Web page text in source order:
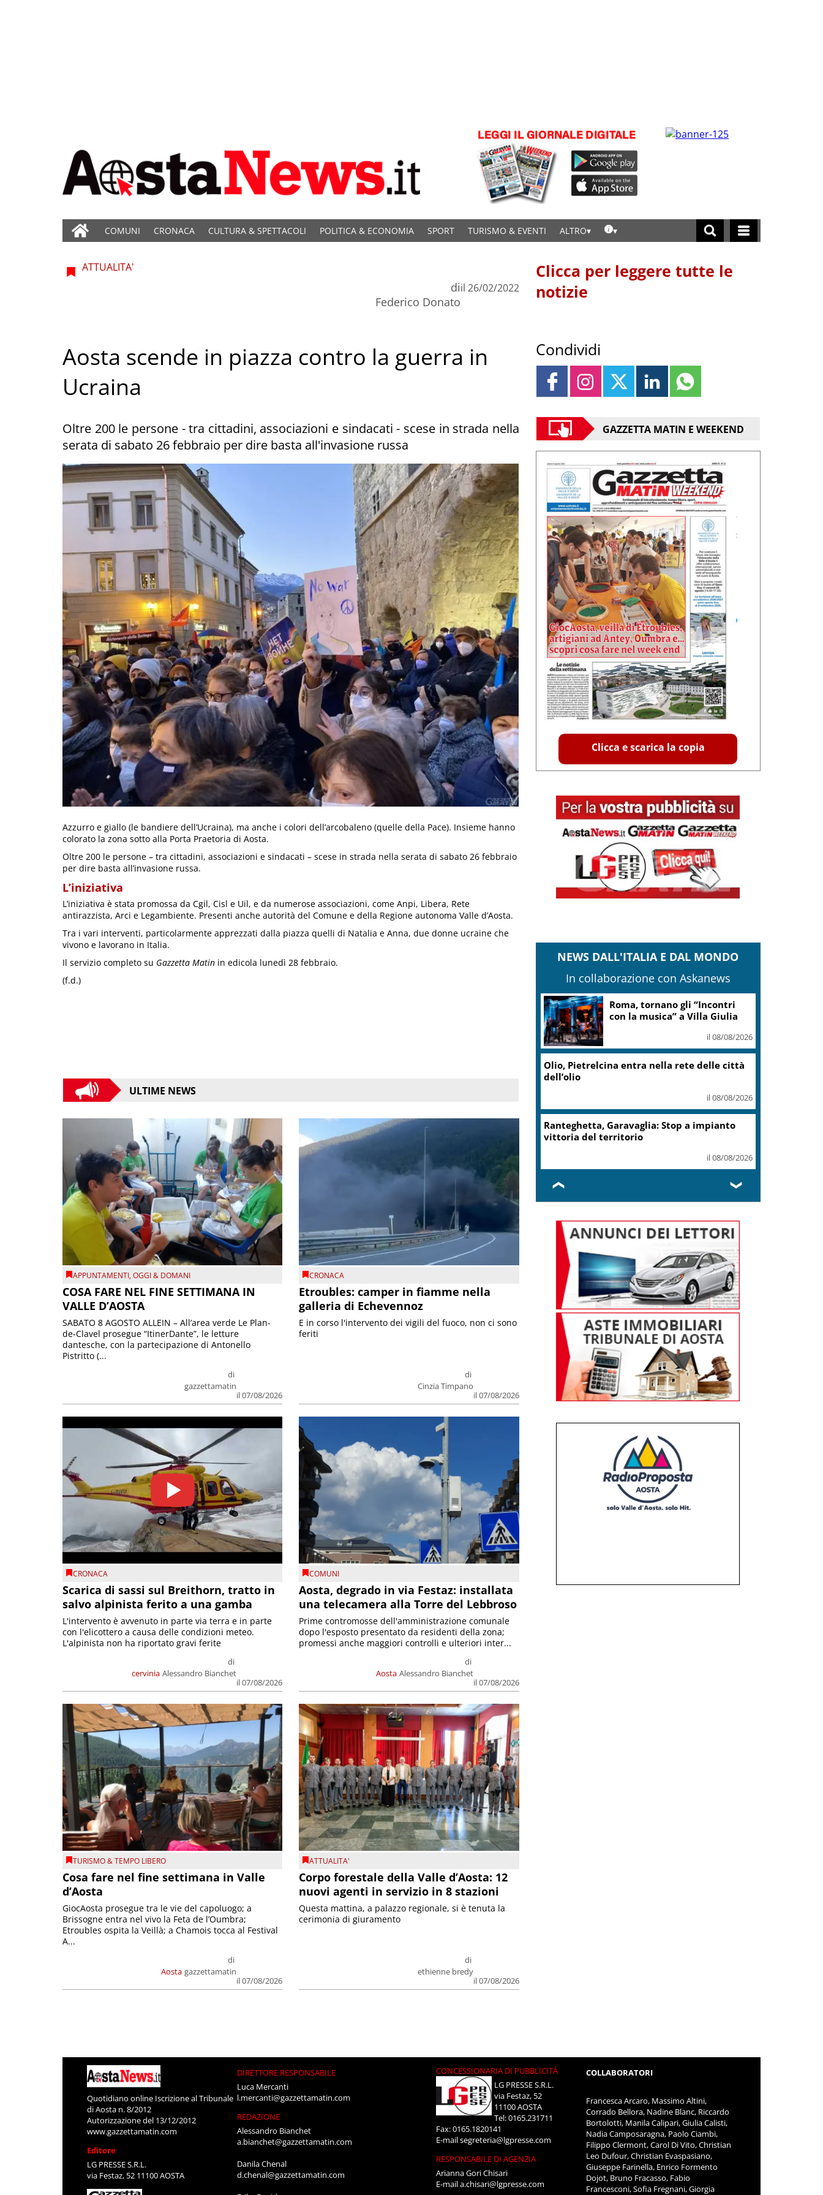
COMUNI CRONACA CULTURA & SPETTACOLI POLITICA & ECONOMIA SPORT TURISMO & EVENTI ALTRO
ATTUALITA'
di
Federico Donato
il 26/02/2022
Aosta scende in piazza contro la guerra in
Ucraina
Oltre 200 le persone - tra cittadini, associazioni e sindacati - scese in strada nella
serata di sabato 26 febbraio per dire basta all'invasione russa
Azzurro e giallo (le bandiere dell’Ucraina), ma anche i colori dell’arcobaleno (quelle della Pace). Insieme hanno
colorato la zona sotto alla Porta Praetoria di Aosta.
Oltre 200 le persone – tra cittadini, associazioni e sindacati – scese in strada nella serata di sabato 26 febbraio
per dire basta all’invasione russa.
L’iniziativa
L’iniziativa è stata promossa da Cgil, Cisl e Uil, e da numerose associazioni, come Anpi, Libera, Rete
antirazzista, Arci e Legambiente. Presenti anche autorità del Comune e della Regione autonoma Valle d’Aosta.
Tra i vari interventi, particolarmente apprezzati dalla piazza quelli di Natalia e Anna, due donne ucraine che
vivono e lavorano in Italia.
Il servizio completo su Gazzetta Matin in edicola lunedì 28 febbraio.
(f.d.)
ULTIME NEWS
APPUNTAMENTI,OGGI & DOMANI
COSA FARE NEL FINE SETTIMANA IN
VALLE D’AOSTA
di
gazzettamatin
il 07/08/2026
SABATO 8 AGOSTO ALLEIN – All’area verde Le Plan-
de-Clavel prosegue “ItinerDante”, le letture
dantesche, con la partecipazione di Antonello
Pistritto (...
CRONACA
Etroubles: camper in fiamme nella
galleria di Echevennoz
di
Cinzia Timpano
il 07/08/2026
E in corso l'intervento dei vigili del fuoco, non ci sono
feriti
CRONACA
Scarica di sassi sul Breithorn, tratto in
salvo alpinista ferito a una gamba
cervinia
di
Alessandro Bianchet
il 07/08/2026
L'intervento è avvenuto in parte via terra e in parte
con l'elicottero a causa delle condizioni meteo.
L'alpinista non ha riportato gravi ferite
COMUNI
Aosta, degrado in via Festaz: installata
una telecamera alla Torre del Lebbroso
Aosta
di
Alessandro Bianchet
il 07/08/2026
Prime contromosse dell'amministrazione comunale
dopo l'esposto presentato da residenti della zona;
promessi anche maggiori controlli e ulteriori inter...
TURISMO & TEMPO LIBERO
Cosa fare nel fine settimana in Valle
d’Aosta
Aosta
di
gazzettamatin
il 07/08/2026
GiocAosta prosegue tra le vie del capoluogo; a
Brissogne entra nel vivo la Feta de l’Oumbra;
Etroubles ospita la Veillà; a Chamois tocca al Festival
A...
ATTUALITA'
Corpo forestale della Valle d’Aosta: 12
nuovi agenti in servizio in 8 stazioni
di
ethienne bredy
il 07/08/2026
Questa mattina, a palazzo regionale, si è tenuta la
cerimonia di giuramento
Clicca per leggere tutte le
notizie
Condividi
GAZZETTA MATIN E WEEKEND
Clicca e scarica la copia
NEWS DALL'ITALIA E DAL MONDO
In collaborazione con Askanews
Roma, tornano gli “Incontri
con la musica” a Villa Giulia
il 08/08/2026
Olio, Pietrelcina entra nella rete delle città
dell’olio
il 08/08/2026
Ranteghetta, Garavaglia: Stop a impianto
vittoria del territorio
il 08/08/2026
❮ ❯
Quotidiano online Iscrizione al Tribunale
di Aosta n. 8/2012
Autorizzazione del 13/12/2012
www.gazzettamatin.com
Editore
LG PRESSE S.R.L.
via Festaz, 52 11100 AOSTA
DIRETTORE RESPONSABILE
Luca Mercanti
l.mercanti@gazzettamatin.com
REDAZIONE
Alessandro Bianchet
a.bianchet@gazzettamatin.com
Danila Chenal
d.chenal@gazzettamatin.com
CONCESSIONARIA DI PUBBLICITÀ
LG PRESSE S.R.L.
via Festaz, 52
11100 AOSTA
Tel: 0165.231711
Fax: 0165.1820141
E-mailsegreteria@lgpresse.com
RESPONSABILE DI AGENZIA
Arianna Gori Chisari
E-maila.chisari@lgpresse.com
COLLABORATORI
Francesca Arcaro, Massimo Altini,
Corrado Bellora, Nadine Blanc, Riccardo
Bortolotti, Manila Calipari, Giulia Calisti,
Nadia Camposaragna, Paolo Ciambi,
Filippo Clermont, Carol Di Vito, Christian
Leo Dufour, Christian Evaspasiano,
Giuseppe Farinella, Enrico Formento
Dojot, Bruno Fracasso, Fabio
Francesconi, Sofia Fregnani, Giorgia